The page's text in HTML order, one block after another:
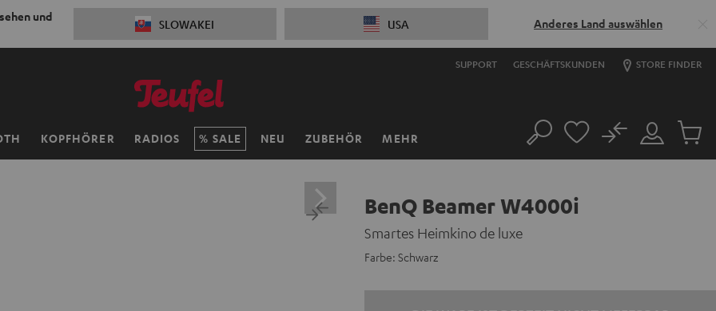
und
SLOWAKEI USA Anderes Land auswählen
SUPPORT GESCHÄFTSKUNDEN STORE FINDER
KOPFHÖRER RADIOS SALE NEU ZUBEHÖR MEHR Suche
Mein
Konto
No
Artikel
BenQ Beamer W4000i
Smartes Heimkino de luxe
Farbe: Schwarz